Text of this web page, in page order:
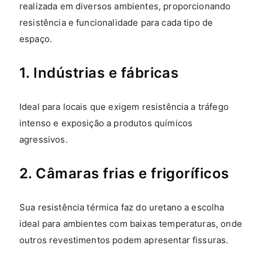
realizada em diversos ambientes, proporcionando
resistência e funcionalidade para cada tipo de
espaço.
1. Indústrias e fábricas
Ideal para locais que exigem resistência a tráfego
intenso e exposição a produtos químicos
agressivos.
2. Câmaras frias e frigoríficos
Sua resistência térmica faz do uretano a escolha
ideal para ambientes com baixas temperaturas, onde
outros revestimentos podem apresentar fissuras.